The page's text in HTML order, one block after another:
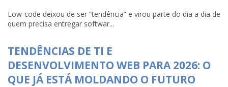
Low-code deixou de ser “tendência” e virou parte do dia a dia de
quem precisa entregar softwar...
TENDÊNCIAS DE TI E
DESENVOLVIMENTO WEB PARA 2026: O
QUE JÁ ESTÁ MOLDANDO O FUTURO